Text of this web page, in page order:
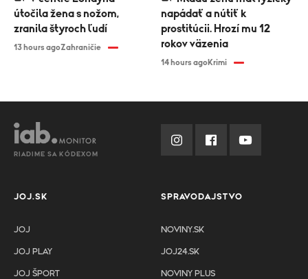
útočila žena s nožom,
zranila štyroch ľudí
13 hours agoZahraničie
napádať a nútiť k
prostitúcii. Hrozí mu 12
rokov väzenia
14 hours agoKrimi
RIADIME SA KÓDEXOM
JOJ.SK
JOJ
JOJ PLAY
JOJ ŠPORT
SPRAVODAJSTVO
NOVINY.SK
JOJ24.SK
NOVINY PLUS